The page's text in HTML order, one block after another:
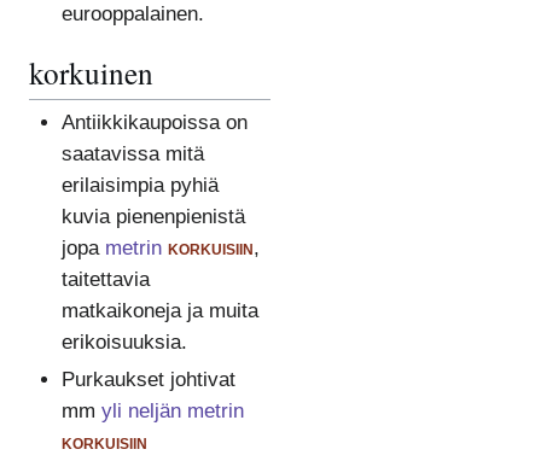
eurooppalainen.
korkuinen
Antiikkikaupoissa on
saatavissa mitä
erilaisimpia pyhiä
kuvia pienenpienistä
jopa metrin korkuisiin,
taitettavia
matkaikoneja ja muita
erikoisuuksia.
Purkaukset johtivat
mm yli neljän metrin
korkuisiin